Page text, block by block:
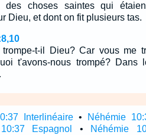
choses saintes qui
Dieu, et dont on fit plusieurs tas.
trompe-t-il Dieu? Car vous me
t'avons-nous trompé? Dans
Interlinéaire• Néhémie
Espagnol
• Néhémie